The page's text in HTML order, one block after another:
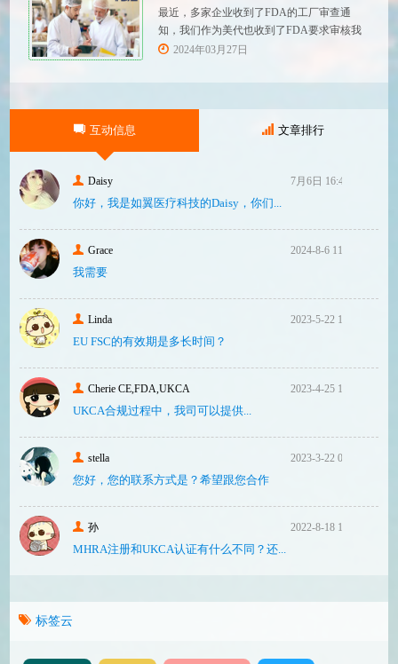
最近，多家企业收到了FDA的工厂审查通
知，我们作为美代也收到了FDA要求审核我
们客户验厂的通知邮件。起因是2023年12
联合8位参议员认为FDA疏于检查中国和印度
2024年03月27日
互动信息 文章排行
Daisy 7月6日 16:47
你好，我是如翼医疗科技的Daisy，你们...
Grace 2024-8-6 11:14
我需要
Linda 2023-5-22 10:43
EU FSC的有效期是多长时间？
Cherie CE,FDA,UKCA 2023-4-25 16:24
UKCA合‮过规‬程中，我司可‮提以‬供...
stella 2023-3-22 08:31
您好，您的联系方式是？希望跟您合作
孙 2022-8-18 17:47
MHRA注册和UKCA认证有什么不同？还...
标签云